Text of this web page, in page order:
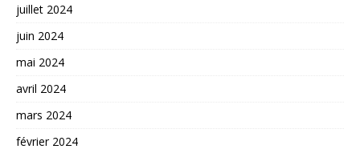
juillet 2024
juin 2024
mai 2024
avril 2024
mars 2024
février 2024